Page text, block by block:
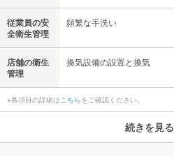
従業員の安
全衛生管理
頻繁な手洗い
店舗の衛生
管理
換気設備の設置と換気
※各項目の詳細は こちらをご確認ください。
続きを見る